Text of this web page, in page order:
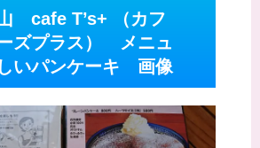
cafe T’s+ （カフ
ズプラス） メニュ
いパンケーキ 画像